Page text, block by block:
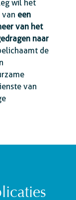
wil het
van een
van het
naar
de
van